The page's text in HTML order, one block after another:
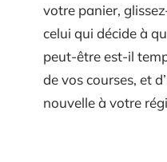
votre panier,
celui qui décide à
peut-être est-il
de vos courses, et
nouvelle à votre